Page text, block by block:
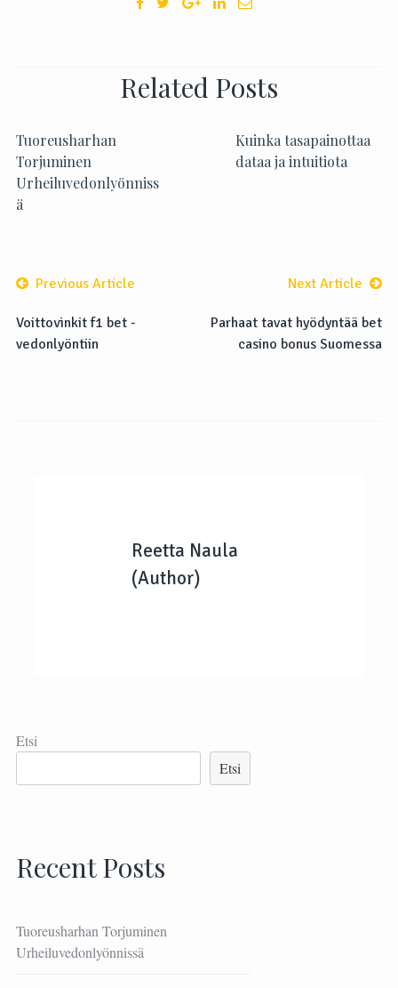
Related Posts
Tuoreusharhan
Torjuminen
Urheiluvedonlyönniss
ä
Kuinka tasapainottaa
dataa ja intuitiota
Previous Article
Voittovinkit f1 bet -
vedonlyöntiin
Next Article
Parhaat tavat hyödyntää bet
casino bonus Suomessa
Reetta Naula
(Author)
Etsi
Etsi
Recent Posts
Tuoreusharhan Torjuminen
Urheiluvedonlyönnissä